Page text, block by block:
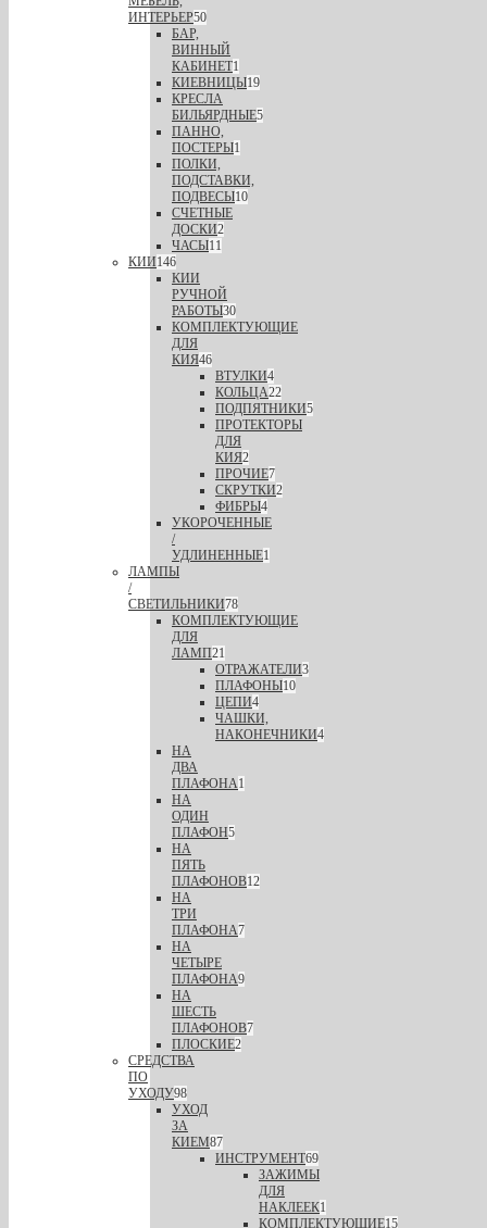
ИНТЕРЬЕР50
БАР,
ВИННЫЙ
КАБИНЕТ1
КИЕВНИЦЫ19
КРЕСЛА
БИЛЬЯРДНЫЕ5
ПАННО,
ПОСТЕРЫ1
ПОЛКИ,
ПОДСТАВКИ,
ПОДВЕСЫ10
СЧЕТНЫЕ
ДОСКИ2
ЧАСЫ11
КИИ146
КИИ
РУЧНОЙ
РАБОТЫ30
КОМПЛЕКТУЮЩИЕ
ДЛЯ
КИЯ46
ВТУЛКИ4
КОЛЬЦА22
ПОДПЯТНИКИ5
ПРОТЕКТОРЫ
ДЛЯ
КИЯ2
ПРОЧИЕ7
СКРУТКИ2
ФИБРЫ4
УКОРОЧЕННЫЕ
/
УДЛИНЕННЫЕ1
ЛАМПЫ
/
СВЕТИЛЬНИКИ78
КОМПЛЕКТУЮЩИЕ
ДЛЯ
ЛАМП21
ОТРАЖАТЕЛИ3
ПЛАФОНЫ10
ЦЕПИ4
ЧАШКИ,
НАКОНЕЧНИКИ4
НА
ДВА
ПЛАФОНА1
НА
ОДИН
ПЛАФОН5
НА
ПЯТЬ
ПЛАФОНОВ12
НА
ТРИ
ПЛАФОНА7
НА
ЧЕТЫРЕ
ПЛАФОНА9
НА
ШЕСТЬ
ПЛАФОНОВ7
ПЛОСКИЕ2
СРЕДСТВА
ПО
УХОДУ98
УХОД
ЗА
КИЕМ87
ИНСТРУМЕНТ69
ЗАЖИМЫ
ДЛЯ
НАКЛЕЕК1
КОМПЛЕКТУЮЩИЕ15